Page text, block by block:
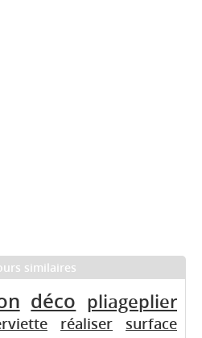
similaires
déco pliageplier
réaliser
surface